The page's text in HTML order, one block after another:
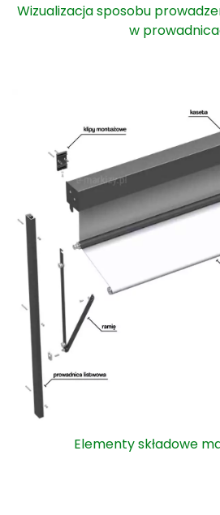
Wizualizacja sposobu
w
Elementy składowe